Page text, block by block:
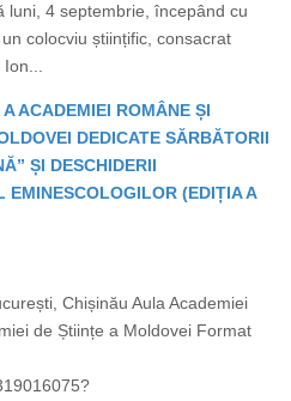
luni, 4 septembrie, începând cu
colocviu științific, consacrat
ACADEMIEI ROMÂNE ȘI
DEDICATE SĂRBĂTORII
ȘI DESCHIDERII
EMINESCOLOGILOR (EDIȚIA A
Chișinău Aula Academiei
de Științe a Moldovei Format